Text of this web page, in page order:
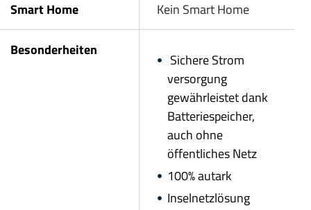
Smart Home Kein Smart Home
Besonderheiten
Sichere Strom
versorgung
gewährleistet dank
Batteriespeicher,
auch ohne
öffentliches Netz
100% autark
Inselnetzlösung